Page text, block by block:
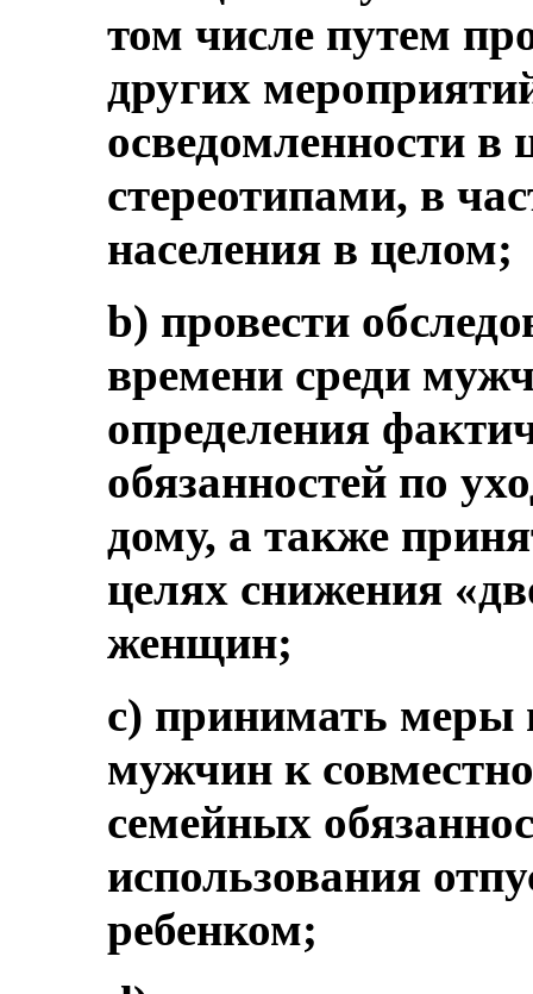
том числе путем
других
осведомленности в
стереотипами, в
населения в целом;
b) провести
времени среди
определения
обязанностей по
дому, а также
целях снижения
женщин;
c) принимать меры
мужчин к
семейных
использования
ребенком;